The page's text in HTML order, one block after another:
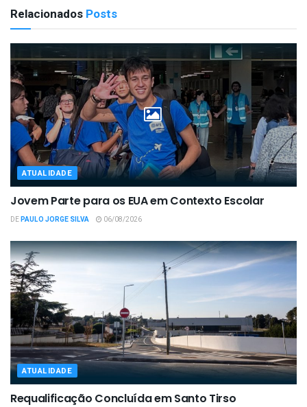
Relacionados Posts
ATUALIDADE
Jovem Parte para os EUA em Contexto Escolar
DEPAULO JORGE SILVA 06/08/2026
ATUALIDADE
Requalificação Concluída em Santo Tirso